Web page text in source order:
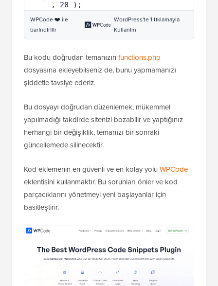
, 20 );
WPCode ❤️ ile
barındırılır
WordPress'te 1 tıklamayla
Kullanım
Bu kodu doğrudan temanızınfunctions.php
dosyasına ekleyebilseniz de, bunu yapmamanızı
Bu dosyayı doğrudan düzenlemek, mükemmel
yapılmadığı takdirde sitenizi bozabilir ve yaptığınız
herhangi bir değişiklik, temanızı bir sonraki
Kod eklemenin en güvenli ve en kolay yoluWPCode
eklentisini kullanmaktır. Bu sorunları önler ve kod
parçacıklarını yönetmeyi yeni başlayanlar için